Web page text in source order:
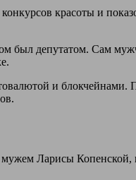
красоты и
депутатом. Сам
и
Ларисы